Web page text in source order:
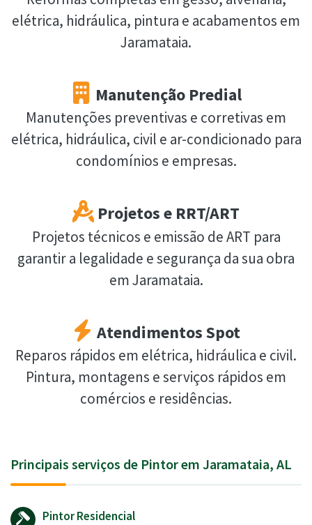
elétrica, hidráulica, pintura e acabamentos em
Jaramataia.
Manutenção Predial
Manutenções preventivas e corretivas em
elétrica, hidráulica, civil e ar-condicionado para
condomínios e empresas.
Projetos e RRT/ART
Projetos técnicos e emissão de ART para
garantir a legalidade e segurança da sua obra
em Jaramataia.
Atendimentos Spot
Reparos rápidos em elétrica, hidráulica e civil.
Pintura, montagens e serviços rápidos em
comércios e residências.
Principais serviços de Pintor em Jaramataia, AL
Pintor Residencial